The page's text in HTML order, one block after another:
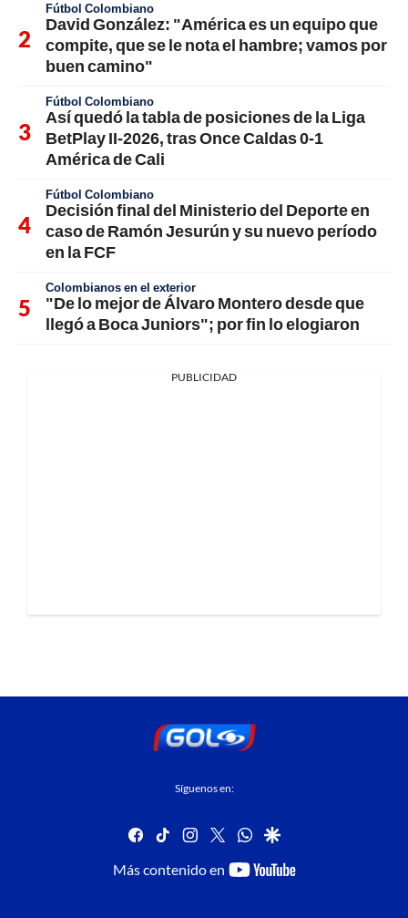
Fútbol Colombiano
David González: "América es un equipo que
compite, que se le nota el hambre; vamos por
buen camino"
Fútbol Colombiano
Así quedó la tabla de posiciones de la Liga
BetPlay II-2026, tras Once Caldas 0-1
América de Cali
Fútbol Colombiano
Decisión final del Ministerio del Deporte en
caso de Ramón Jesurún y su nuevo período
en la FCF
Colombianos en el exterior
"De lo mejor de Álvaro Montero desde que
llegó a Boca Juniors"; por fin lo elogiaron
PUBLICIDAD
Síguenos en:
facebook
tiktok instagram
twitterwhatsapp
google
Más contenido en
youtube-